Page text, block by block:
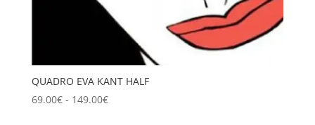
QUADRO EVA KANT HALF
69.00€ - 149.00€Fascia